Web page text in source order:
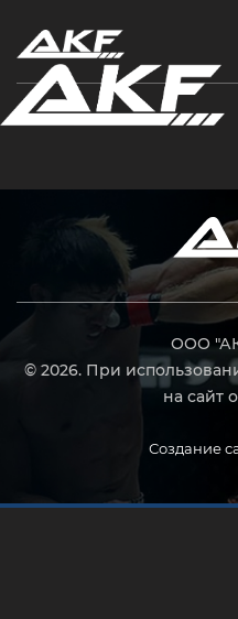
ООО
© 2026. При
на сайт
Создание
Нажмите Enter для поиска